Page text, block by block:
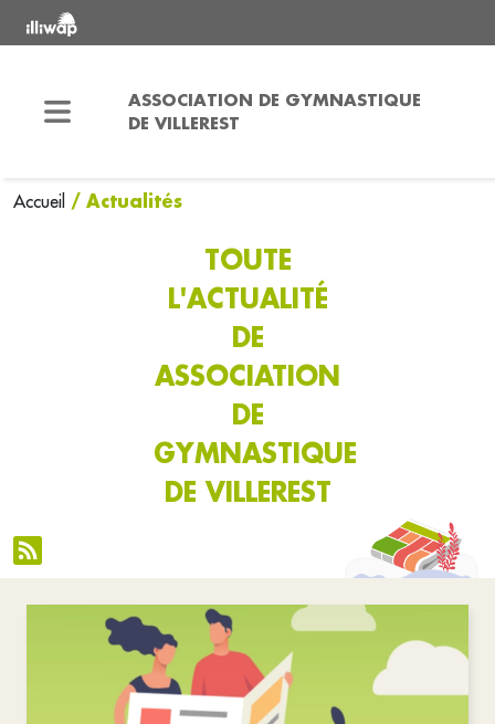
ASSOCIATION DE GYMNASTIQUE
DE VILLEREST
Accueil / Actualités
TOUTE
L'ACTUALITÉ
DE
ASSOCIATION
DE
GYMNASTIQUE
DE VILLEREST